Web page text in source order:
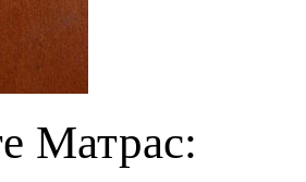
Матрас: